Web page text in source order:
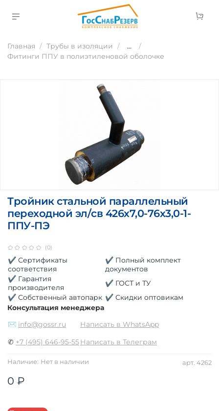
Главная Трубы в изоляции
...
Фитинги ППУ в полиэтиленовой оболочке
(0)
арт. 4262
Наличие: Нет в наличии
Тройник стальной параллельный
переходной эл/св 426х7,0-76х3,0-1-
ППУ-ПЭ
0 ₽
✔ Сертификаты
соответствия
✔ Полный комплект
документов
✔ Гарантия
производителя
✔ ГОСТ и ТУ
✔ Собственный автопарк ✔ Скидки оптовикам
Консультация менеджера
✉ info@gossr.ru
Написать в WhatsApp
✆ +7 (495) 646-95-55Написать в Телеграм